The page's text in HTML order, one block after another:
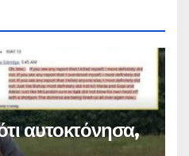
αυτοκτόνησα,